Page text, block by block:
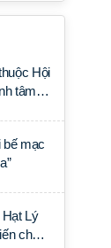
Hội
tâm
bế mạc
Lý
chế